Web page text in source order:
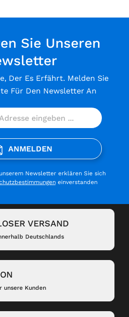
Sie Unseren
Der Es Erfährt. Melden Sie
Für Den Newsletter An
ANMELDEN
Newsletter erklären Sie sich
einverstanden
VERSAND
Deutschlands
unsere Kunden